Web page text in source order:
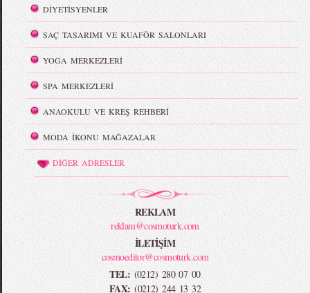
DİYETİSYENLER
SAÇ TASARIMI VE KUAFÖR SALONLARI
YOGA MERKEZLERİ
SPA MERKEZLERİ
ANAOKULU VE KREŞ REHBERİ
MODA İKONU MAĞAZALAR
DİĞER ADRESLER
REKLAM
reklam@cosmoturk.com
İLETİŞİM
cosmoeditor@cosmoturk.com
TEL: (0212) 280 07 00
FAX: (0212) 244 13 32